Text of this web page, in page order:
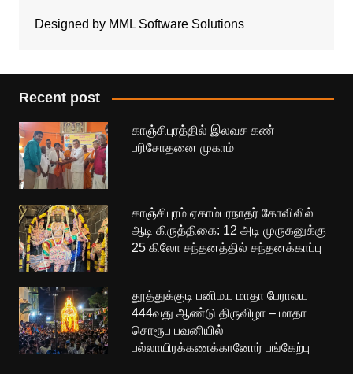
Designed by MML Software Solutions
Recent post
காஞ்சிபுரத்தில் இலவச கண்
பரிசோதனை முகாம்
காஞ்சிபுரம் ஏகாம்பரநாதர் கோவிலில்
ஆடி கிருத்திகை: 12 அடி முருகனுக்கு
25 கிலோ சந்தனத்தில் சந்தனக்காப்பு
தூத்துக்குடி பனிமய மாதா பேராலய
444வது ஆண்டு திருவிழா – மாதா
சொரூப பவனியில்
பல்லாயிரக்கணக்கானோர் பங்கேற்பு